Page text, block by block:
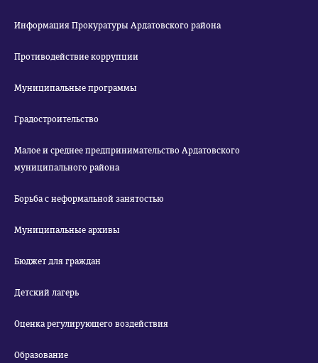
Информация Прокуратуры Ардатовского района
Противодействие коррупции
Муниципальные программы
Градостроительство
Малое и среднее предпринимательство Ардатовского
муниципального района
Борьба с неформальной занятостью
Муниципальные архивы
Бюджет для граждан
Детский лагерь
Оценка регулирующего воздействия
Образование